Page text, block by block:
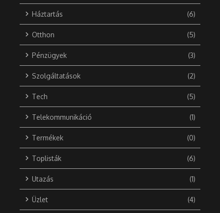
Háztartás (6)
Otthon (5)
Pénzügyek (3)
Szolgáltatások (2)
Tech (5)
Telekommunikáció (1)
Termékek (0)
Toplisták (6)
Utazás (1)
Üzlet (4)